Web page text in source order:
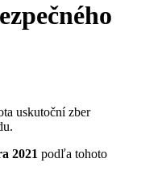
uskutoční zber
2021 podľa tohoto